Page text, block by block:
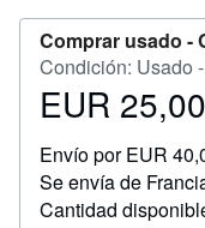
Comprar usado -
Condición: Usado
Precio
25,00
EUR 25,00
Envío por EUR
Se envía de
Cantidad